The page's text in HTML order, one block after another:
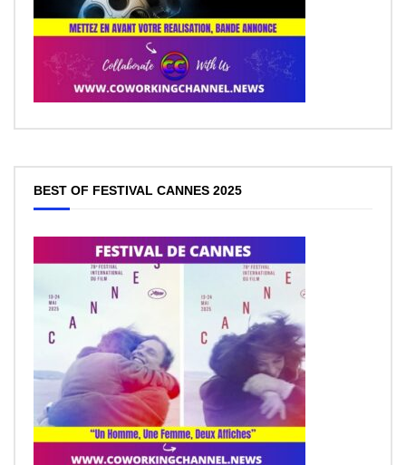
BEST OF FESTIVAL CANNES 2025